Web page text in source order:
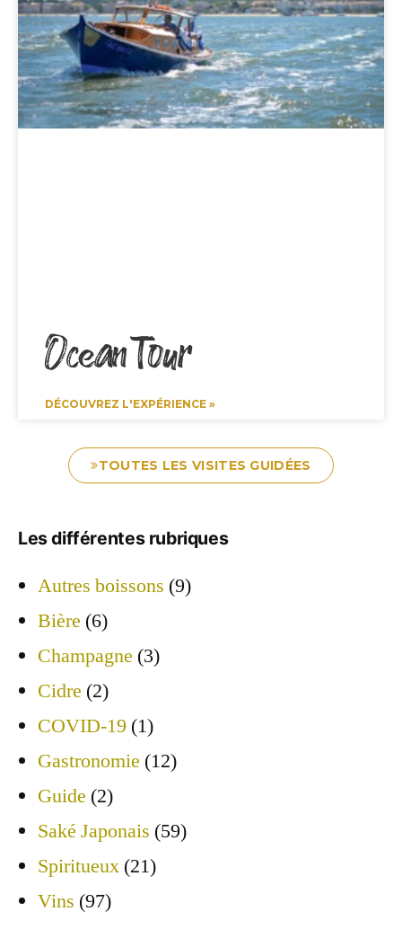
Ocean Tour
DÉCOUVREZ L'EXPÉRIENCE »
TOUTES LES VISITES GUIDÉES
Les différentes rubriques
Autres boissons (9)
Bière (6)
Champagne (3)
Cidre (2)
COVID-19 (1)
Gastronomie (12)
Guide (2)
Saké Japonais (59)
Spiritueux (21)
Vins (97)